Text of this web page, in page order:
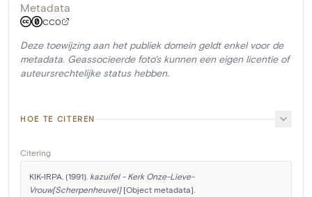
Metadata
CC0
Deze toewijzing aan het publiek domein geldt enkel voor de
metadata. Geassocieerde foto's kunnen een eigen licentie of
auteursrechtelijke status hebben.
HOE TE CITEREN
Citering
KIK-IRPA. (1991). kazuifel - Kerk Onze-Lieve-
Vrouw[Scherpenheuvel] [Object metadata].